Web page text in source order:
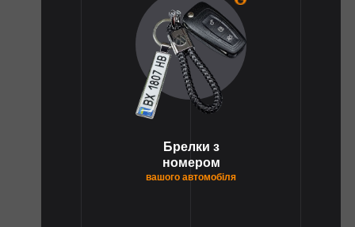
Брелки з
номером
вашого автомобіля